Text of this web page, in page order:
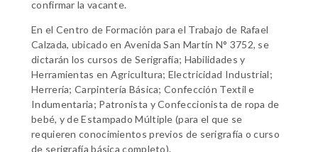
confirmar la vacante.
En el Centro de Formación para el Trabajo de Rafael
Calzada, ubicado en Avenida San Martín N° 3752, se
dictarán los cursos de Serigrafía; Habilidades y
Herramientas en Agricultura; Electricidad Industrial;
Herrería; Carpintería Básica; Confección Textil e
Indumentaria; Patronista y Confeccionista de ropa de
bebé, y de Estampado Múltiple (para el que se
requieren conocimientos previos de serigrafía o curso
de serigrafía básica completo).